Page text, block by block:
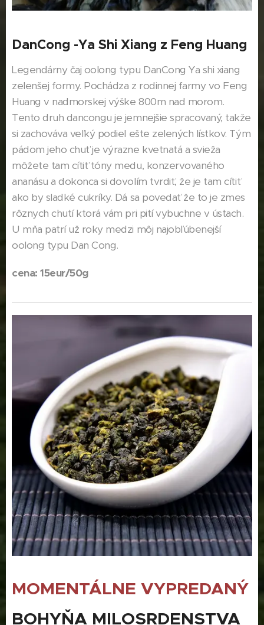
DanCong -Ya Shi Xiang z Feng Huang
Legendárny čaj oolong typu DanCong Ya shi xiang
zelenšej formy. Pochádza z rodinnej farmy vo Feng
Huang v nadmorskej výške 800m nad morom.
Tento druh dancongu je jemnejšie spracovaný, takže
si zachováva veľký podiel ešte zelených lístkov. Tým
pádom jeho chuť je výrazne kvetnatá a svieža
môžete tam cítiť tóny medu, konzervovaného
ananásu a dokonca si dovolím tvrdiť, že je tam cítiť
ako by sladké cukríky. Dá sa povedať že to je zmes
rôznych chutí ktorá vám pri pití vybuchne v ústach.
U mňa patrí už roky medzi môj najobľúbenejší
oolong typu Dan Cong.
cena: 15eur/50g
MOMENTÁLNE VYPREDANÝ
BOHYŇA MILOSRDENSTVA